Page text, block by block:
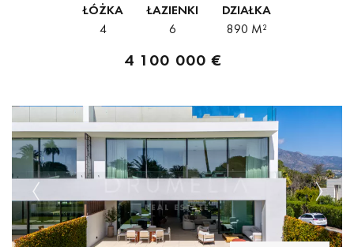
jakości materiały i spokojne położenie w samym...
ŁÓŻKA
4
ŁAZIENKI
6
DZIAŁKA
890 M²
4 100 000 €
Previous Next